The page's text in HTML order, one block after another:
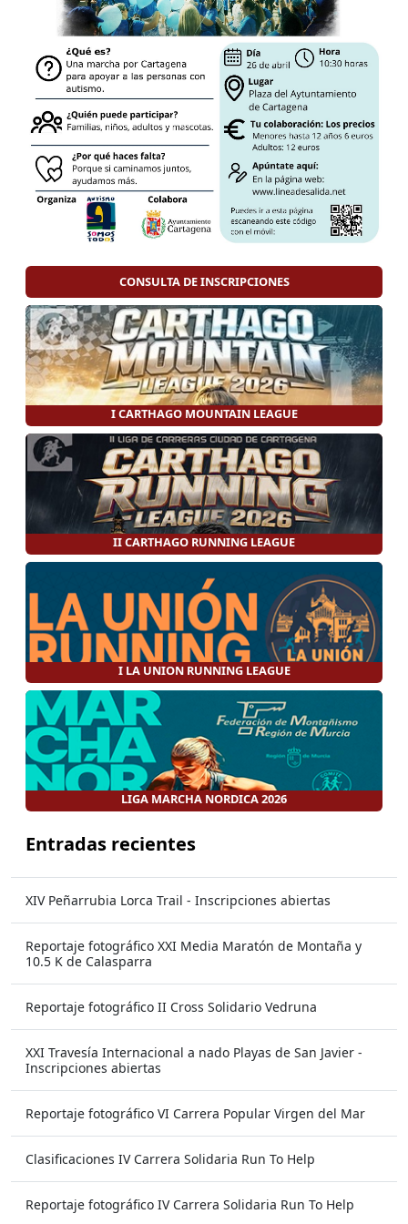
CONSULTA DE INSCRIPCIONES
I CARTHAGO MOUNTAIN LEAGUE
II CARTHAGO RUNNING LEAGUE
I LA UNION RUNNING LEAGUE
LIGA MARCHA NORDICA 2026
Entradas recientes
XIV Peñarrubia Lorca Trail - Inscripciones abiertas
Reportaje fotográfico XXI Media Maratón de Montaña y
10.5 K de Calasparra
Reportaje fotográfico II Cross Solidario Vedruna
XXI Travesía Internacional a nado Playas de San Javier -
Inscripciones abiertas
Reportaje fotográfico VI Carrera Popular Virgen del Mar
Clasificaciones IV Carrera Solidaria Run To Help
Reportaje fotográfico IV Carrera Solidaria Run To Help